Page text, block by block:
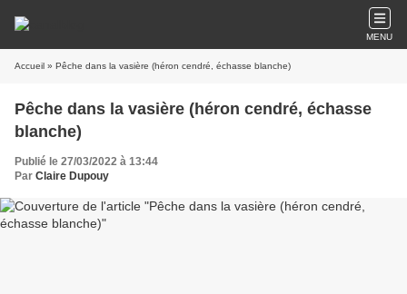
MENU
Accueil » Pêche dans la vasière (héron cendré, échasse blanche)
Pêche dans la vasière (héron cendré, échasse
blanche)
Publié le 27/03/2022 à 13:44
Par Claire Dupouy